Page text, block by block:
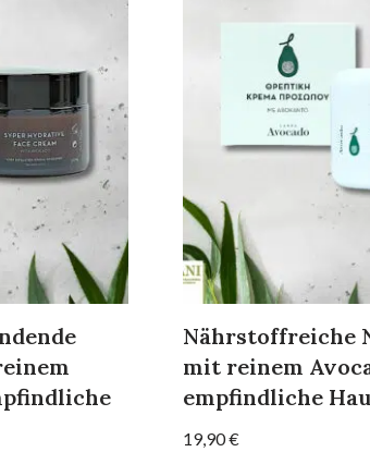
Nährstoffreiche
mit reinem
empfindliche
19,90€